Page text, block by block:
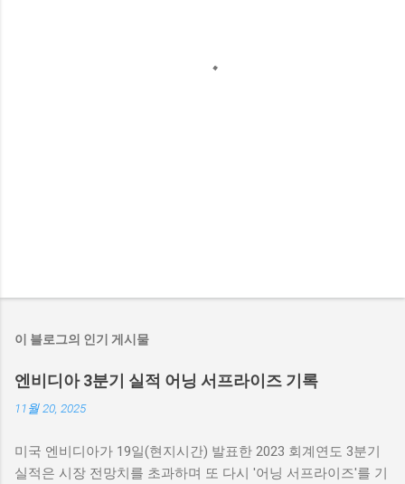
이 블로그의 인기 게시물
엔비디아 3분기 실적 어닝 서프라이즈 기록
11월 20, 2025
미국 엔비디아가 19일(현지시간) 발표한 2023 회계연도 3분기
실적은 시장 전망치를 초과하며 또 다시 '어닝 서프라이즈'를 기